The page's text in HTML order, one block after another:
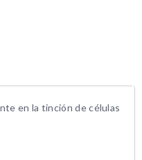
en la tinción de células